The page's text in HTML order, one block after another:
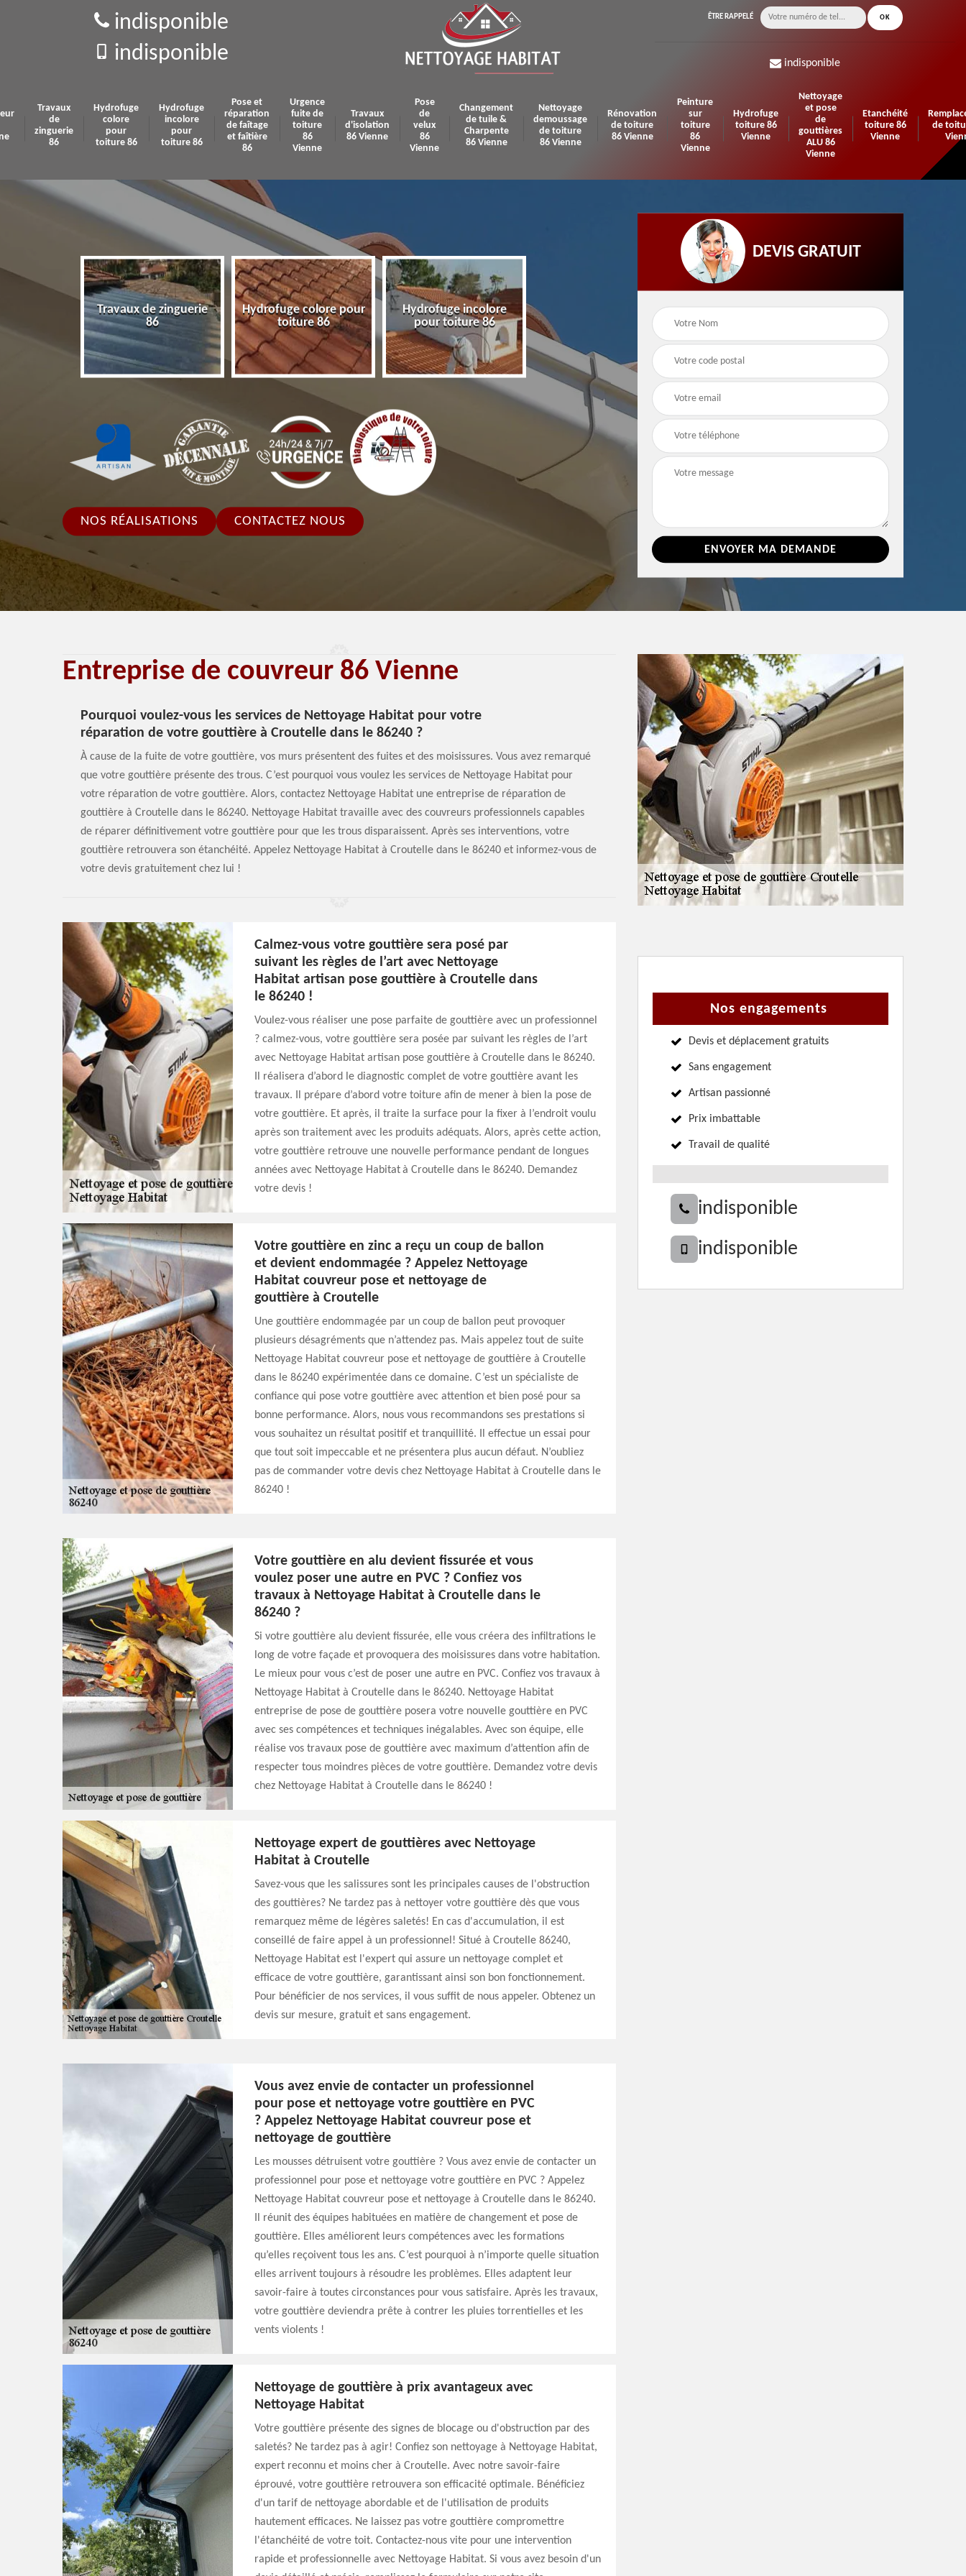
indisponible
indisponible
ÊTRE RAPPELÉ
indisponible
Travaux
de
zinguerie
86
Hydrofuge
colore
pour
toiture 86
Hydrofuge
incolore
pour
toiture 86
Pose et
réparation
de faîtage
et faîtière
86
Urgence
fuite de
toiture
86
Vienne
Travaux
d'isolation
86 Vienne
Pose
de
velux
86
Vienne
Changement
de tuile &
Charpente
86 Vienne
Nettoyage
demoussage
de toiture
86 Vienne
Rénovation
de toiture
86 Vienne
Peinture
sur
toiture
86
Vienne
Hydrofuge
toiture 86
Vienne
Nettoyage
et pose
de
gouttières
ALU 86
Vienne
Etanchéité
toiture 86
Vienne
de
Travaux de zinguerie
86
Hydrofuge colore pour
toiture 86
Hydrofuge incolore
pour toiture 86
Pose et réparation de
faîtage et faîtière 86
Urgence fuite de
toiture 86 Vienne
Travaux d'isolation 86
Vienne
NOS RÉALISATIONS CONTACTEZ NOUS
DEVIS GRATUIT
Entreprise de couvreur 86 Vienne
Pourquoi voulez-vous les services de Nettoyage Habitat pour votre
réparation de votre gouttière à Croutelle dans le 86240 ?
À cause de la fuite de votre gouttière, vos murs présentent des fuites et des moisissures. Vous avez remarqué
que votre gouttière présente des trous. C’est pourquoi vous voulez les services de Nettoyage Habitat pour
votre réparation de votre gouttière. Alors, contactez Nettoyage Habitat une entreprise de réparation de
gouttière à Croutelle dans le 86240. Nettoyage Habitat travaille avec des couvreurs professionnels capables
de réparer définitivement votre gouttière pour que les trous disparaissent. Après ses interventions, votre
gouttière retrouvera son étanchéité. Appelez Nettoyage Habitat à Croutelle dans le 86240 et informez-vous de
votre devis gratuitement chez lui !
Calmez-vous votre gouttière sera posé par
suivant les règles de l’art avec Nettoyage
Habitat artisan pose gouttière à Croutelle dans
le 86240 !
Voulez-vous réaliser une pose parfaite de gouttière avec un professionnel
? calmez-vous, votre gouttière sera posée par suivant les règles de l’art
avec Nettoyage Habitat artisan pose gouttière à Croutelle dans le 86240.
Il réalisera d’abord le diagnostic complet de votre gouttière avant les
travaux. Il prépare d’abord votre toiture afin de mener à bien la pose de
votre gouttière. Et après, il traite la surface pour la fixer à l’endroit voulu
après son traitement avec les produits adéquats. Alors, après cette action,
votre gouttière retrouve une nouvelle performance pendant de longues
années avec Nettoyage Habitat à Croutelle dans le 86240. Demandez
votre devis !
Votre gouttière en zinc a reçu un coup de ballon
et devient endommagée ? Appelez Nettoyage
Habitat couvreur pose et nettoyage de
gouttière à Croutelle
Une gouttière endommagée par un coup de ballon peut provoquer
plusieurs désagréments que n’attendez pas. Mais appelez tout de suite
Nettoyage Habitat couvreur pose et nettoyage de gouttière à Croutelle
dans le 86240 expérimentée dans ce domaine. C’est un spécialiste de
confiance qui pose votre gouttière avec attention et bien posé pour sa
bonne performance. Alors, nous vous recommandons ses prestations si
vous souhaitez un résultat positif et tranquillité. Il effectue un essai pour
que tout soit impeccable et ne présentera plus aucun défaut. N’oubliez
pas de commander votre devis chez Nettoyage Habitat à Croutelle dans le
86240 !
Votre gouttière en alu devient fissurée et vous
voulez poser une autre en PVC ? Confiez vos
travaux à Nettoyage Habitat à Croutelle dans le
86240 ?
Si votre gouttière alu devient fissurée, elle vous créera des infiltrations le
long de votre façade et provoquera des moisissures dans votre habitation.
Le mieux pour vous c’est de poser une autre en PVC. Confiez vos travaux à
Nettoyage Habitat à Croutelle dans le 86240. Nettoyage Habitat
entreprise de pose de gouttière posera votre nouvelle gouttière en PVC
avec ses compétences et techniques inégalables. Avec son équipe, elle
réalise vos travaux pose de gouttière avec maximum d’attention afin de
respecter tous moindres pièces de votre gouttière. Demandez votre devis
chez Nettoyage Habitat à Croutelle dans le 86240 !
Nettoyage expert de gouttières avec Nettoyage
Habitat à Croutelle
Savez-vous que les salissures sont les principales causes de l'obstruction
des gouttières? Ne tardez pas à nettoyer votre gouttière dès que vous
remarquez même de légères saletés! En cas d'accumulation, il est
conseillé de faire appel à un professionnel! Situé à Croutelle 86240,
Nettoyage Habitat est l'expert qui assure un nettoyage complet et
efficace de votre gouttière, garantissant ainsi son bon fonctionnement.
Pour bénéficier de nos services, il vous suffit de nous appeler. Obtenez un
devis sur mesure, gratuit et sans engagement.
Vous avez envie de contacter un professionnel
pour pose et nettoyage votre gouttière en PVC
? Appelez Nettoyage Habitat couvreur pose et
nettoyage de gouttière
Les mousses détruisent votre gouttière ? Vous avez envie de contacter un
professionnel pour pose et nettoyage votre gouttière en PVC ? Appelez
Nettoyage Habitat couvreur pose et nettoyage à Croutelle dans le 86240.
Il réunit des équipes habituées en matière de changement et pose de
gouttière. Elles améliorent leurs compétences avec les formations
qu’elles reçoivent tous les ans. C’est pourquoi à n’importe quelle situation
elles arrivent toujours à résoudre les problèmes. Elles adaptent leur
savoir-faire à toutes circonstances pour vous satisfaire. Après les travaux,
votre gouttière deviendra prête à contrer les pluies torrentielles et les
vents violents !
Nettoyage de gouttière à prix avantageux avec
Nettoyage Habitat
Votre gouttière présente des signes de blocage ou d'obstruction par des
saletés? Ne tardez pas à agir! Confiez son nettoyage à Nettoyage Habitat,
expert reconnu et moins cher à Croutelle. Avec notre savoir-faire
éprouvé, votre gouttière retrouvera son efficacité optimale. Bénéficiez
d'un tarif de nettoyage abordable et de l'utilisation de produits
hautement efficaces. Ne laissez pas votre gouttière compromettre
l'étanchéité de votre toit. Contactez-nous vite pour une intervention
rapide et professionnelle avec Nettoyage Habitat. Si vous avez besoin d'un
Nos engagements
Devis et déplacement gratuits
Sans engagement
Artisan passionné
Prix imbattable
Travail de qualité
indisponible
indisponible